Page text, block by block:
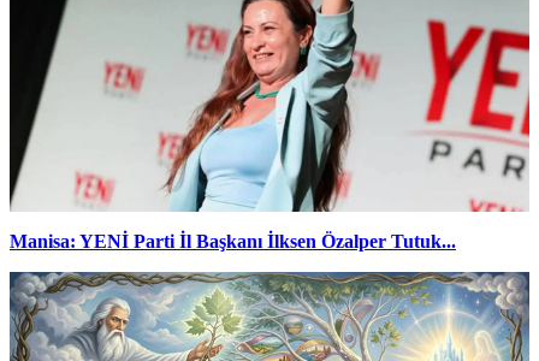
Manisa: YENİ Parti İl Başkanı İlksen Özalper Tutuk...